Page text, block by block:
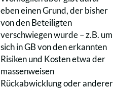
eben einen Grund, der bisher
von den Beteiligten
verschwiegen wurde – z.B. um
sich in GB von den erkannten
Risiken und Kosten etwa der
massenweisen
Rückabwicklung oder anderer